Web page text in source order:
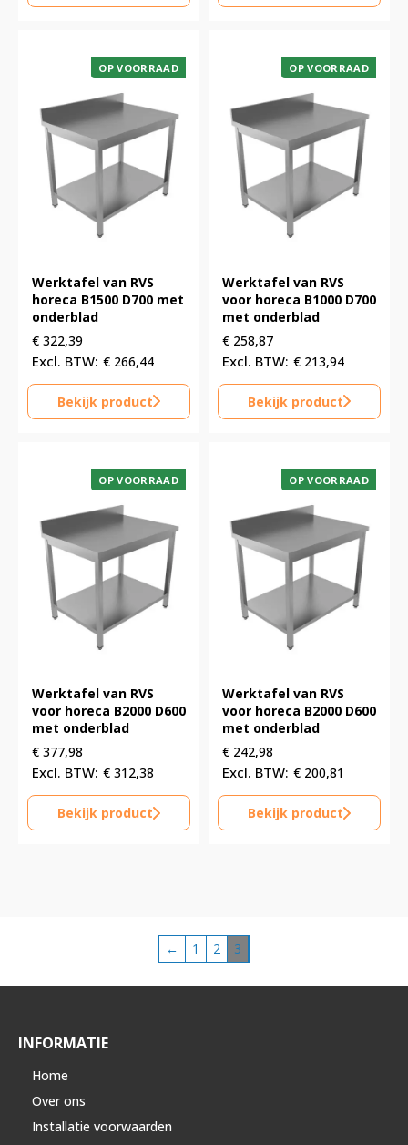
OP VOORRAAD
Werktafel van RVS
horeca B1500 D700 met
onderblad
€ 322,39
€ 266,44
Bekijk product
OP VOORRAAD
Werktafel van RVS
voor horeca B1000 D700
met onderblad
€ 258,87
€ 213,94
Bekijk product
OP VOORRAAD
Werktafel van RVS
voor horeca B2000 D600
met onderblad
€ 377,98
€ 312,38
Bekijk product
OP VOORRAAD
Werktafel van RVS
voor horeca B2000 D600
met onderblad
€ 242,98
€ 200,81
Bekijk product
← 1 2 3
INFORMATIE
Home
Over ons
Installatie voorwaarden